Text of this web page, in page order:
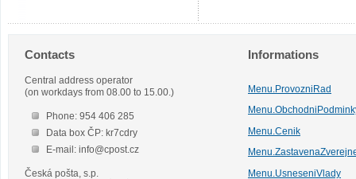
Contacts
Central address operator
(on workdays from 08.00 to 15.00.)
Phone: 954 406 285
Data box ČP: kr7cdry
E-mail: info@cpost.cz
Česká pošta, s.p.
Informations
Menu.ProvozniRad
Menu.Cenik
Menu.UsneseniVlady